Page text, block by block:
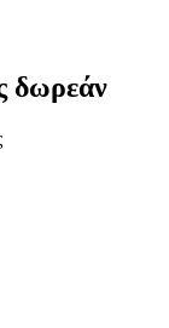
δωρεάν